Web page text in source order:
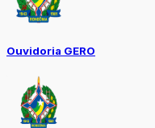
Ouvidoria GERO